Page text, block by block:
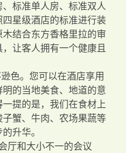
标准单人房、标准双人
星级酒店的标准进行装
结合东方香格里拉的审
让客人拥有一个健康且
色。您可以在酒店享用
的当地美食、地道的意
提的是，我们在食材上
蟹、牛肉、农场果蔬等
升华。
厅和大小不一的会议